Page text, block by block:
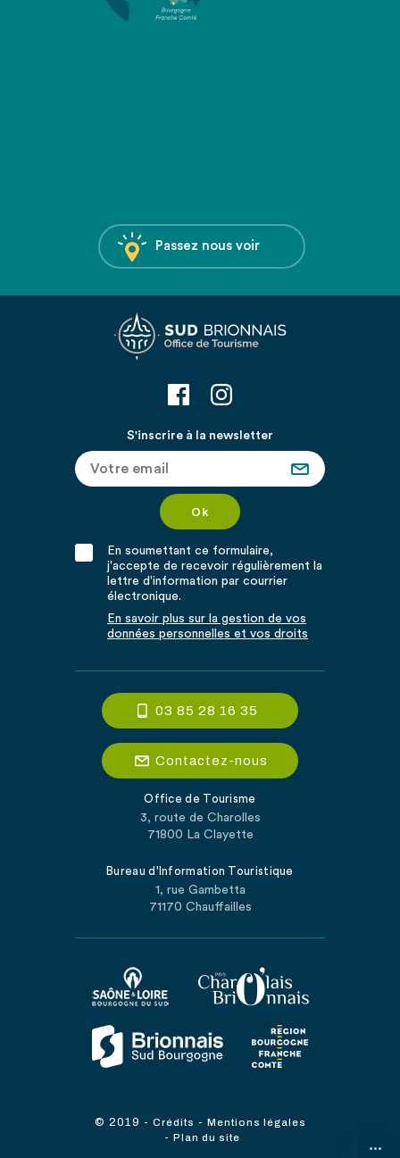
...
Passez nous voir
S'inscrire à la newsletter
En soumettant ce formulaire,
j'accepte de recevoir régulièrement la
lettre d'information par courrier
électronique.
En savoir plus sur la gestion de vos
données personnelles et vos droits
03 85 28 16 35
Contactez-nous
Office de Tourisme
3, route de Charolles
71800 La Clayette
Bureau d'Information Touristique
1, rue Gambetta
71170 Chauffailles
© 2019 - Crédits - Mentions légales
- Plan du site